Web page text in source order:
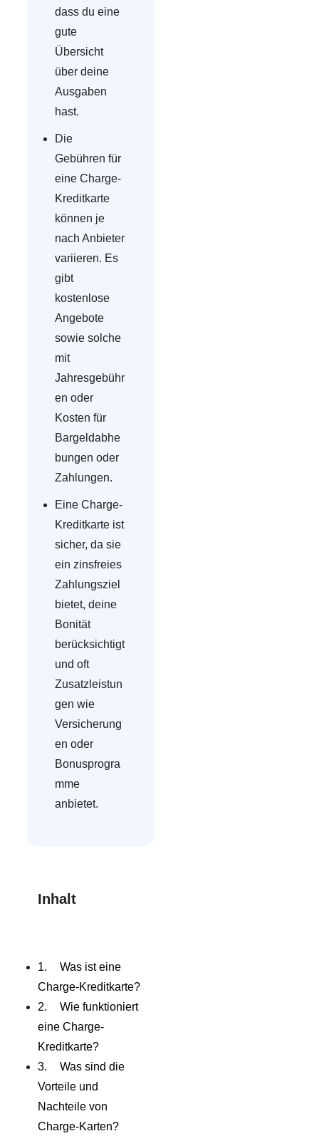
dass du eine
gute
Übersicht
über deine
Ausgaben
hast.
Die
Gebühren für
eine Charge-
Kreditkarte
können je
nach Anbieter
variieren. Es
gibt
kostenlose
Angebote
sowie solche
mit
Jahresgebühr
en oder
Kosten für
Bargeldabhe
bungen oder
Zahlungen.
Eine Charge-
Kreditkarte ist
sicher, da sie
ein zinsfreies
Zahlungsziel
bietet, deine
Bonität
berücksichtigt
und oft
Zusatzleistun
gen wie
Versicherung
en oder
Bonusprogra
mme
anbietet.
Inhalt
Was ist eine
Charge-Kreditkarte?
Wie funktioniert
eine Charge-
Kreditkarte?
Was sind die
Vorteile und
Nachteile von
Charge-Karten?